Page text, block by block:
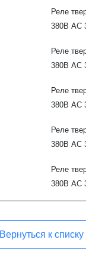
Реле
380В AC
Реле
380В AC
Реле
380В AC
Реле
380В AC
Реле
380В AC
Вернуться к списку